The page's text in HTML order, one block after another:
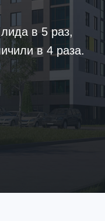
в 5 раз,
в 4 раза.